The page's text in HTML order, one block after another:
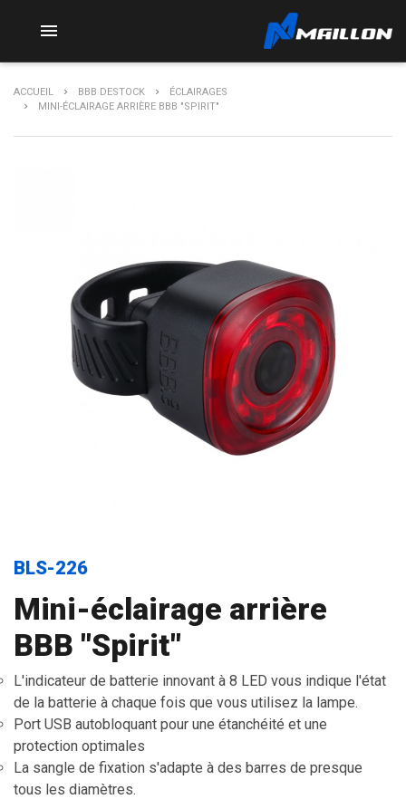

ACCUEIL BBB DESTOCK
ÉCLAIRAGES
MINI-ÉCLAIRAGE ARRIÈRE BBB "SPIRIT"
BLS-226
Mini-éclairage arrière
BBB "Spirit"
L'indicateur de batterie innovant à 8 LED vous indique l'état
de la batterie à chaque fois que vous utilisez la lampe.
Port USB autobloquant pour une étanchéité et une
protection optimales
La sangle de fixation s'adapte à des barres de presque
tous les diamètres.